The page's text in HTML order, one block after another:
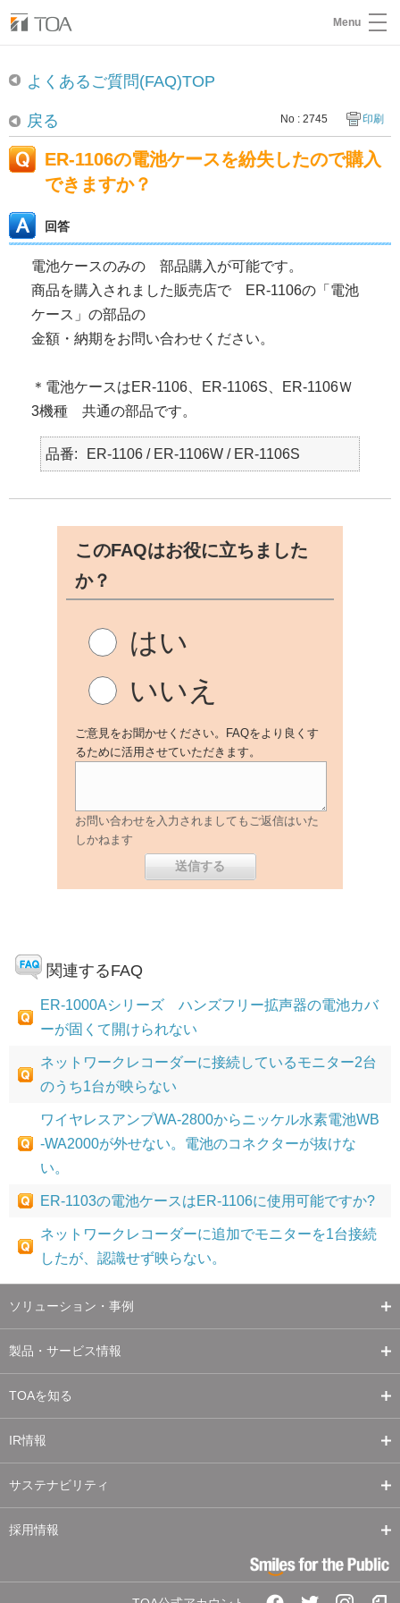
Menu
よくあるご質問(FAQ)TOP
戻る No : 2745 印刷
ER-1106の電池ケースを紛失したので購入
できますか？
回答
電池ケースのみの 部品購入が可能です。
商品を購入されました販売店で ER-1106の「電池
ケース」の部品の
金額・納期をお問い合わせください。
＊電池ケースはER-1106、ER-1106S、ER-1106Ｗ
3機種 共通の部品です。
品番 ER-1106 / ER-1106W / ER-1106S
このFAQはお役に立ちました
か？
はい
いいえ
ご意見をお聞かせください。FAQをより良くす
るために活用させていただきます。
お問い合わせを入力されましてもご返信はいた
しかねます
関連するFAQ
ER-1000Aシリーズ ハンズフリー拡声器の電池カバ
ーが固くて開けられない
ネットワークレコーダーに接続しているモニター2台
のうち1台が映らない
ワイヤレスアンプWA-2800からニッケル水素電池WB
-WA2000が外せない。電池のコネクターが抜けな
い。
ER-1103の電池ケースはER-1106に使用可能ですか?
ネットワークレコーダーに追加でモニターを1台接続
したが、認識せず映らない。
ソリューション・事例
製品・サービス情報
TOAを知る
IR情報
サステナビリティ
採用情報